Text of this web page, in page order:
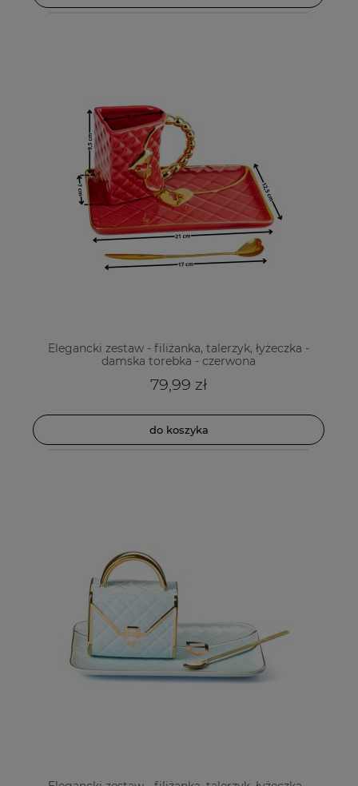
Elegancki zestaw - filiżanka, talerzyk, łyżeczka -
damska torebka - czerwona
79,99 zł
do koszyka